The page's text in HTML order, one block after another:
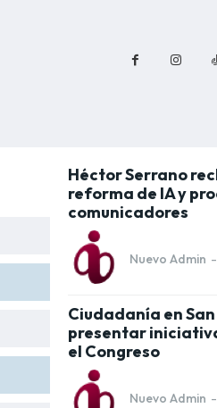
Héctor Serrano
reforma de IA y
comunicadores
Nuevo Admin -
Ciudadanía en
presentar
el Congreso
Nuevo Admin -